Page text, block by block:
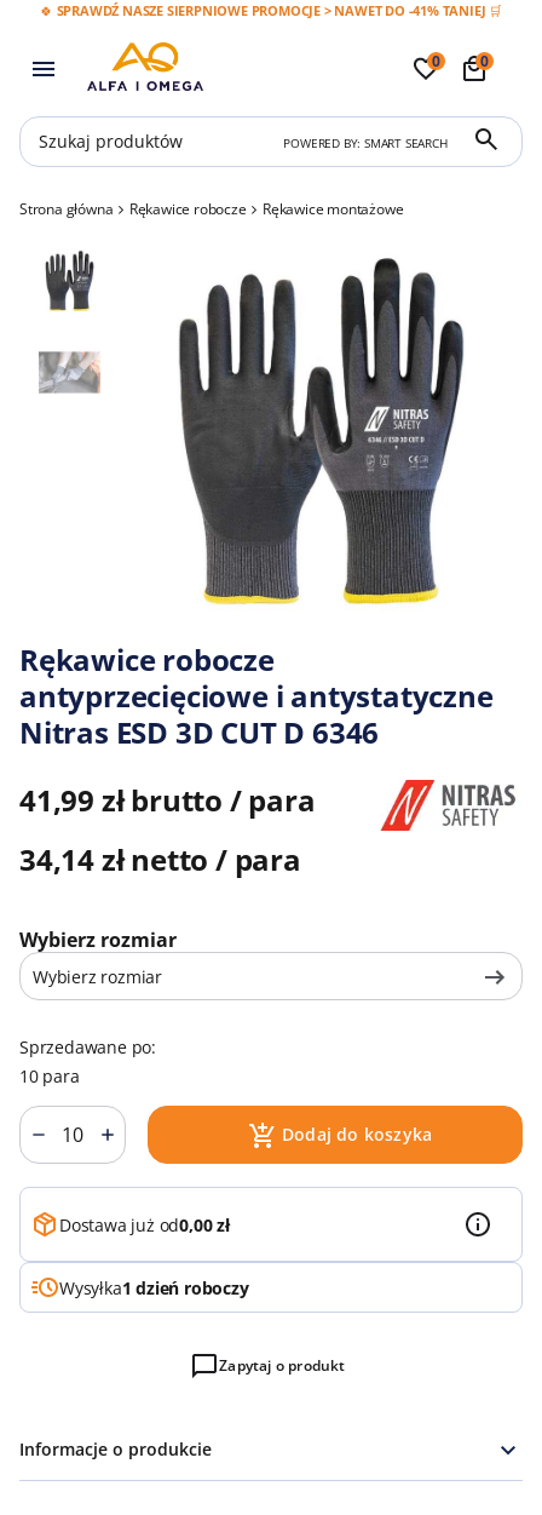
🍀 SPRAWDŹ NASZE SIERPNIOWE PROMOCJE > NAWET DO -41% TANIEJ 🛒
0 0
POWERED BY: SMART SEARCH
Strona główna Rękawice robocze Rękawice montażowe
Rękawice robocze
antyprzecięciowe i antystatyczne
Nitras ESD 3D CUT D 6346
41,99 zł brutto / para
34,14 zł netto / para
Wybierz rozmiar
Wybierz rozmiar
Sprzedawane po:
10 para
Dodaj do koszyka
Dostawa już od0,00 zł
Wysyłka1 dzień roboczy
Zapytaj o produkt
Informacje o produkcie